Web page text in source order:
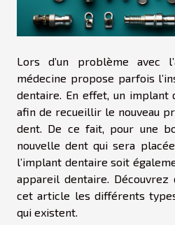
Lors d’un problème avec
médecine propose parfois
dentaire. En effet, un implant
afin de recueillir le nouveau
dent. De ce fait, pour une
nouvelle dent qui sera
l’implant dentaire soit
appareil dentaire.
cet article les différents
qui existent.